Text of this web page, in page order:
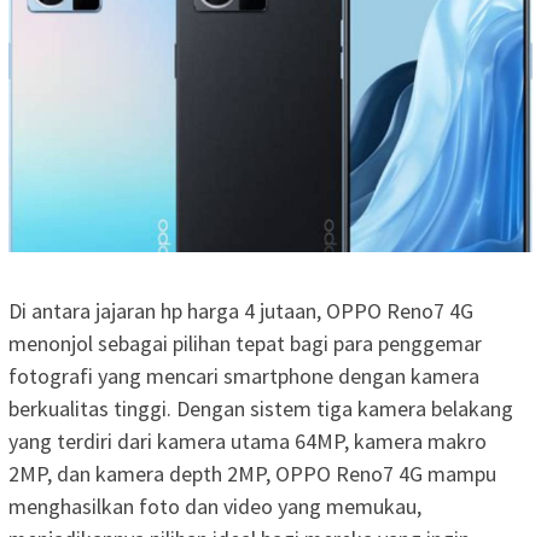
Di antara jajaran hp harga 4 jutaan, OPPO Reno7 4G
menonjol sebagai pilihan tepat bagi para penggemar
fotografi yang mencari smartphone dengan kamera
berkualitas tinggi. Dengan sistem tiga kamera belakang
yang terdiri dari kamera utama 64MP, kamera makro
2MP, dan kamera depth 2MP, OPPO Reno7 4G mampu
menghasilkan foto dan video yang memukau,